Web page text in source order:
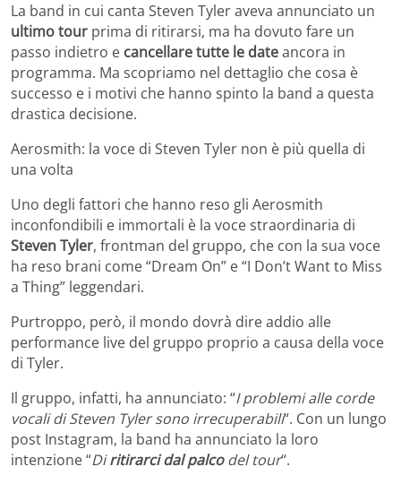
La band in cui canta Steven Tyler aveva annunciato un
ultimo tour prima di ritirarsi, ma ha dovuto fare un
passo indietro e cancellare tutte le dateancora in
programma. Ma scopriamo nel dettaglio che cosa è
successo e i motivi che hanno spinto la band a questa
drastica decisione.
Aerosmith: la voce di Steven Tyler non è più quella di
una volta
Uno degli fattori che hanno reso gli Aerosmith
inconfondibili e immortali è la voce straordinaria di
Steven Tyler, frontman del gruppo, che con la sua voce
ha reso brani come “Dream On” e “I Don’t Want to Miss
a Thing” leggendari.
Purtroppo, però, il mondo dovrà dire addio alle
performance live del gruppo proprio a causa della voce
di Tyler.
Il gruppo, infatti, ha annunciato: “I problemi alle corde
vocali di Steven Tyler sono irrecuperabili“. Con un lungo
post Instagram, la band ha annunciato la loro
intenzione “Diritirarci dal palcodel tour“.